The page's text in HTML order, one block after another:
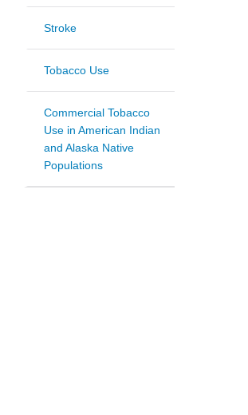
Stroke
Tobacco Use
Commercial Tobacco
Use in American Indian
and Alaska Native
Populations